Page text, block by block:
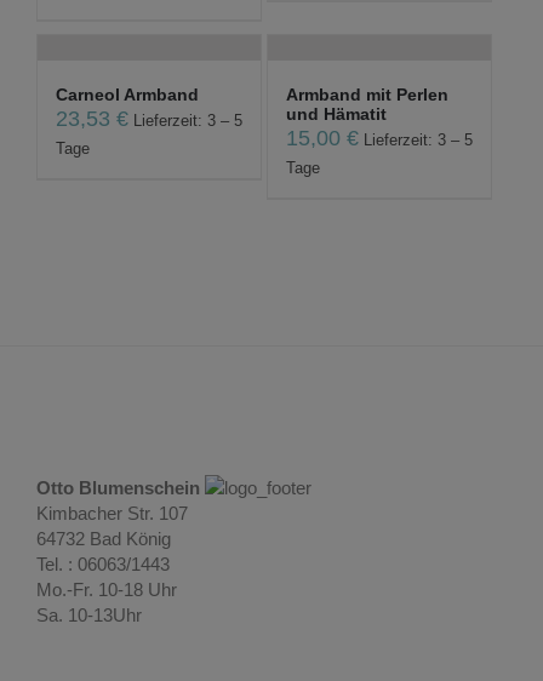
Carneol Armband
23,53 €
Lieferzeit: 3 – 5
Tage
Armband mit Perlen
und Hämatit
15,00€
Lieferzeit: 3 – 5
Tage
Otto Blumenschein
Kimbacher Str. 107
64732 Bad König
Tel. : 06063/1443
Mo.-Fr. 10-18 Uhr
Sa. 10-13Uhr